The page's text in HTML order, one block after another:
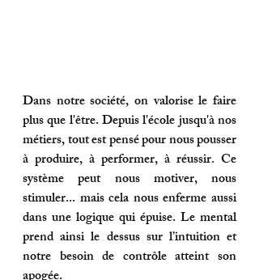
Dans notre société, on valorise le faire
plus que l'être. Depuis l'école jusqu'à nos
métiers, tout est pensé pour nous pousser
à produire, à performer, à réussir. Ce
système peut nous motiver, nous
stimuler... mais cela nous enferme aussi
dans une logique qui épuise. Le mental
prend ainsi le dessus sur l’intuition et
notre besoin de contrôle atteint son